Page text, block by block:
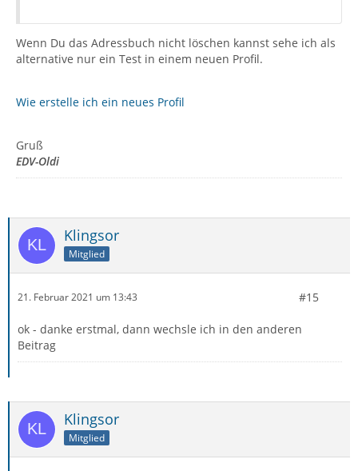
Wenn Du das Adressbuch nicht löschen kannst sehe ich als
alternative nur ein Test in einem neuen Profil.
Wie erstelle ich ein neues Profil
Gruß
EDV-Oldi
Klingsor
Mitglied
21. Februar 2021 um 13:43 #15
ok - danke erstmal, dann wechsle ich in den anderen
Beitrag
Klingsor
Mitglied